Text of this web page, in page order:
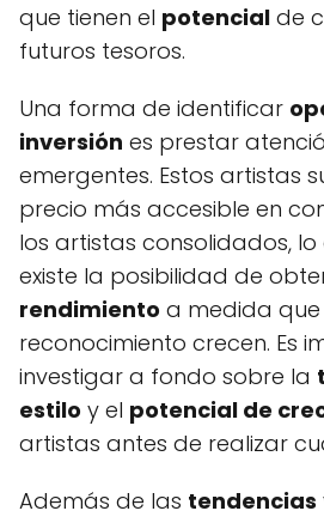
que tienen el potencial de
futuros tesoros.
Una forma de identificar
inversión es prestar
emergentes. Estos artistas
precio más accesible en
los artistas consolidados,
existe la posibilidad de
rendimiento a medida
reconocimiento crecen. Es
investigar a fondo sobre la
estilo y el potencial de
artistas antes de realizar
Además de las tendencias